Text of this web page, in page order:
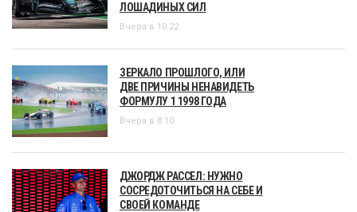
ЛОШАДИНЫХ СИЛ
Вчера в 10:22
ЗЕРКАЛО ПРОШЛОГО, ИЛИ
ДВЕ ПРИЧИНЫ НЕНАВИДЕТЬ
ФОРМУЛУ 1 1998 ГОДА
Вчера в 8:10
ДЖОРДЖ РАССЕЛ: НУЖНО
СОСРЕДОТОЧИТЬСЯ НА СЕБЕ И
СВОЕЙ КОМАНДЕ